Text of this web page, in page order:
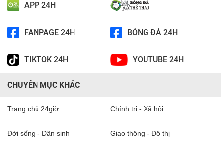
APP 24H
FANPAGE 24H BÓNG ĐÁ 24H
TIKTOK 24H YOUTUBE 24H
CHUYÊN MỤC KHÁC
Trang chủ 24giờ Chính trị - Xã hội
Đời sống - Dân sinh Giao thông - Đô thị